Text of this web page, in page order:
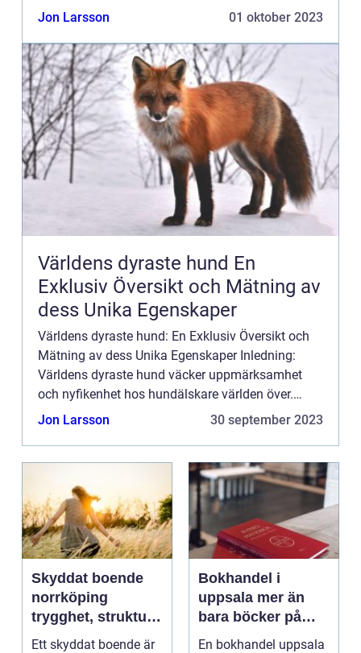
sig till olika miljöer och uppgifter. I denna artikel
Jon Larsson 01 oktober 2023
Världens dyraste hund En
Exklusiv Översikt och Mätning av
dess Unika Egenskaper
Världens dyraste hund: En Exklusiv Översikt och
Mätning av dess Unika Egenskaper Inledning:
Världens dyraste hund väcker uppmärksamhet
och nyfikenhet hos hundälskare världen över.
Dessa exklusiva, eftertraktade hundar sticker ut
Jon Larsson 30 september 2023
Skyddat boende
norrköping
trygghet, struktur
och väg vidare
Ett skyddat boende är
Bokhandel i
uppsala mer än
bara böcker på
hyllan
En bokhandel uppsala